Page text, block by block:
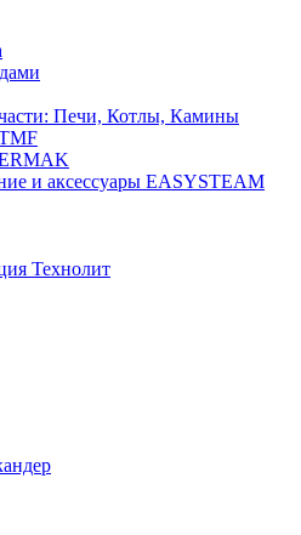
Печи, Котлы, Камины
и аксессуары EASYSTEAM
Технолит